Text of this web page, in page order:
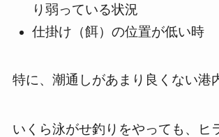
り弱っている状況
仕掛け（餌）の位置が低い時
特に、潮通しがあまり良くない港
いくら泳がせ釣りをやっても、ヒ